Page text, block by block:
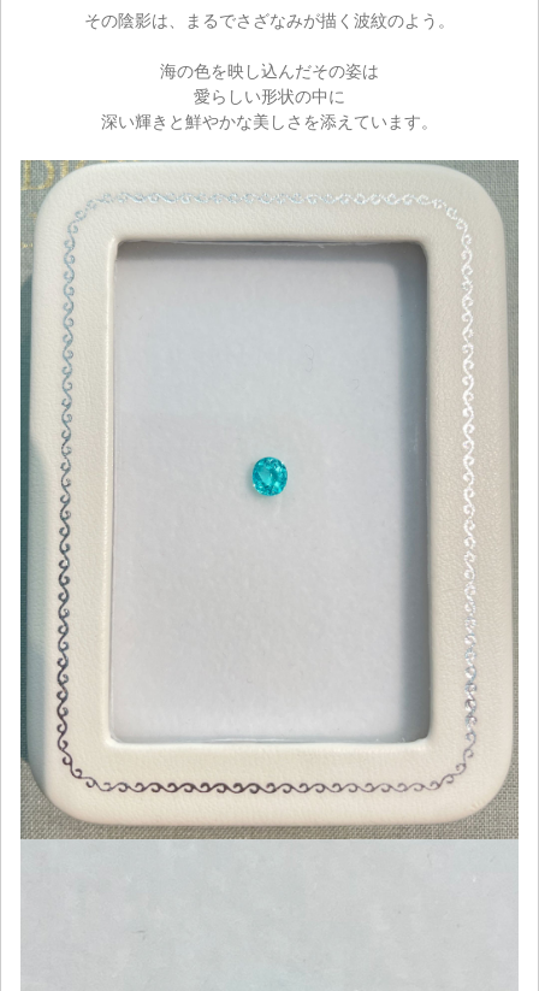
その陰影は、まるでさざなみが描く波紋のよう。
海の色を映し込んだその姿は
愛らしい形状の中に
深い輝きと鮮やかな美しさを添えています。